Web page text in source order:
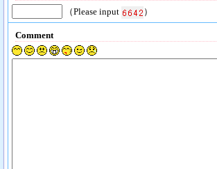
（Please input
）
Comment